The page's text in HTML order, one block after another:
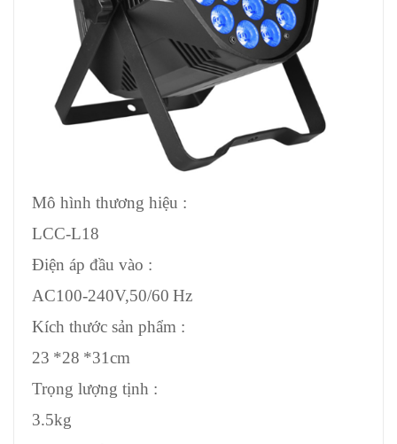
Mô hình thương hiệu :
LCC-L18
Điện áp đầu vào :
AC100-240V,50/60 Hz
Kích thước sản phẩm :
23 *28 *31cm
Trọng lượng tịnh :
3.5kg